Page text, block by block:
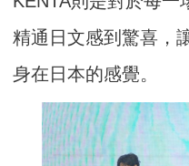
精通日文感到驚喜，
身在日本的感覺。